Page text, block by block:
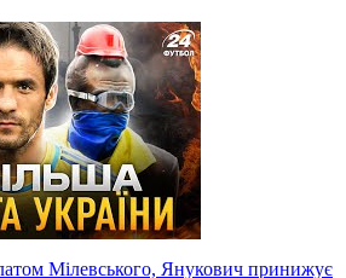
Мілевського, Янукович принижує